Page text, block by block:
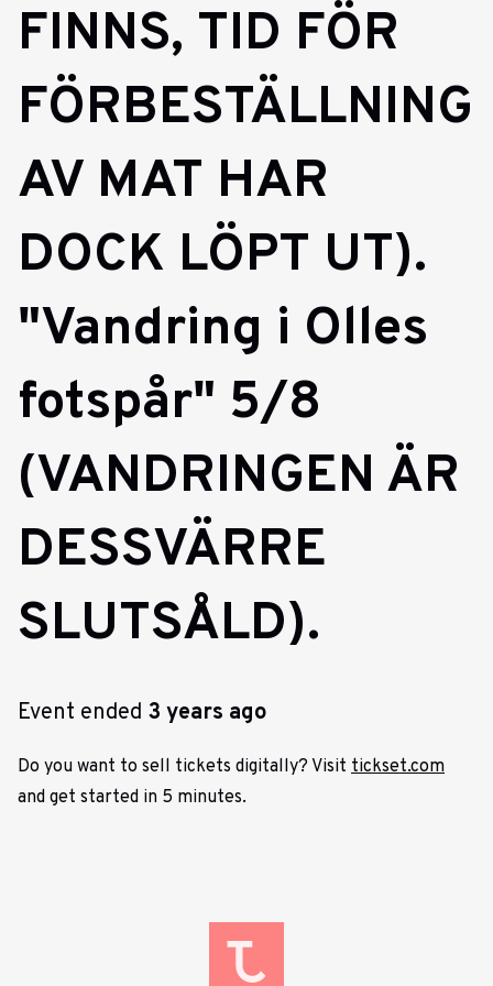
FINNS, TID FÖR
FÖRBESTÄLLNING
AV MAT HAR
DOCK LÖPT UT).
"Vandring i Olles
fotspår" 5/8
(VANDRINGEN ÄR
DESSVÄRRE
SLUTSÅLD).
Event ended 3 years ago
Do you want to sell tickets digitally? Visit tickset.com
and get started in 5 minutes.